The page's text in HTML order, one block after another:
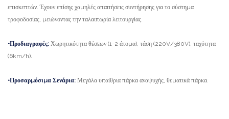
επισκεπτών. Έχουν επίσης χαμηλές απαιτήσεις συντήρησης για το σύστημα
τροφοδοσίας, μειώνοντας την ταλαιπωρία λειτουργίας.
•Προδιαγραφές: Χωρητικότητα θέσεων (1-2 άτομα), τάση (220V/380V), ταχύτητα
(6km/h).
•Προσαρμόσιμα Σενάρια: Μεγάλα υπαίθρια πάρκα αναψυχής, θεματικά πάρκα.